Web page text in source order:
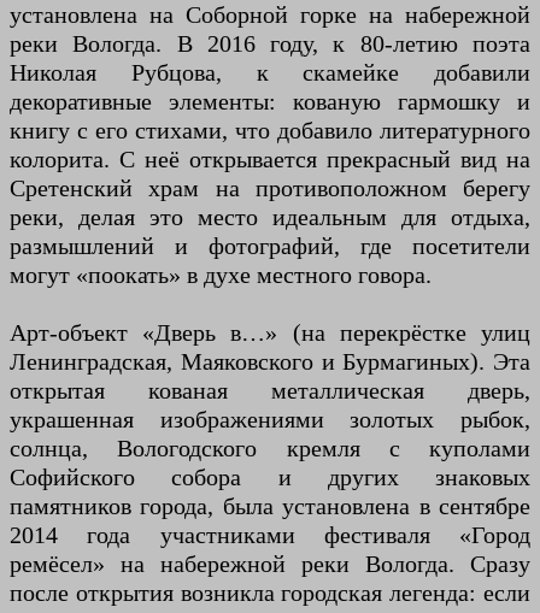
установлена на Соборной горке на набережной
реки Вологда. В 2016 году, к 80-летию поэта
Николая Рубцова, к скамейке добавили
декоративные элементы: кованую гармошку и
книгу с его стихами, что добавило литературного
колорита. С неё открывается прекрасный вид на
Сретенский храм на противоположном берегу
реки, делая это место идеальным для отдыха,
размышлений и фотографий, где посетители
могут «поокать» в духе местного говора.
Арт-объект «Дверь в…» (на перекрёстке улиц
Ленинградская, Маяковского и Бурмагиных). Эта
открытая кованая металлическая дверь,
украшенная изображениями золотых рыбок,
солнца, Вологодского кремля с куполами
Софийского собора и других знаковых
памятников города, была установлена в сентябре
2014 года участниками фестиваля «Город
ремёсел» на набережной реки Вологда. Сразу
после открытия возникла городская легенда: если